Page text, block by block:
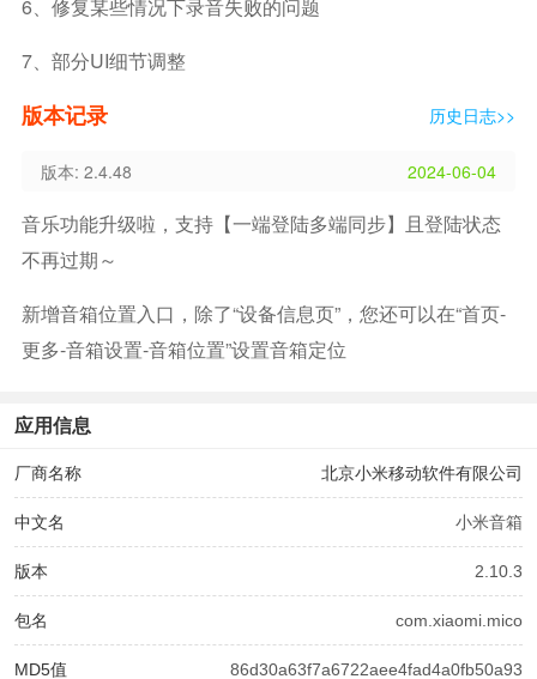
6、修复某些情况下录音失败的问题
7、部分UI细节调整
版本记录 历史日志>>
2024-06-04
版本: 2.4.48
音乐功能升级啦，支持【一端登陆多端同步】且登陆状态
不再过期～
新增音箱位置入口，除了“设备信息页”，您还可以在“首页-
更多-音箱设置-音箱位置”设置音箱定位
应用信息
厂商名称 北京小米移动软件有限公司
中文名 小米音箱
版本 2.10.3
包名 com.xiaomi.mico
MD5值 86d30a63f7a6722aee4fad4a0fb50a93